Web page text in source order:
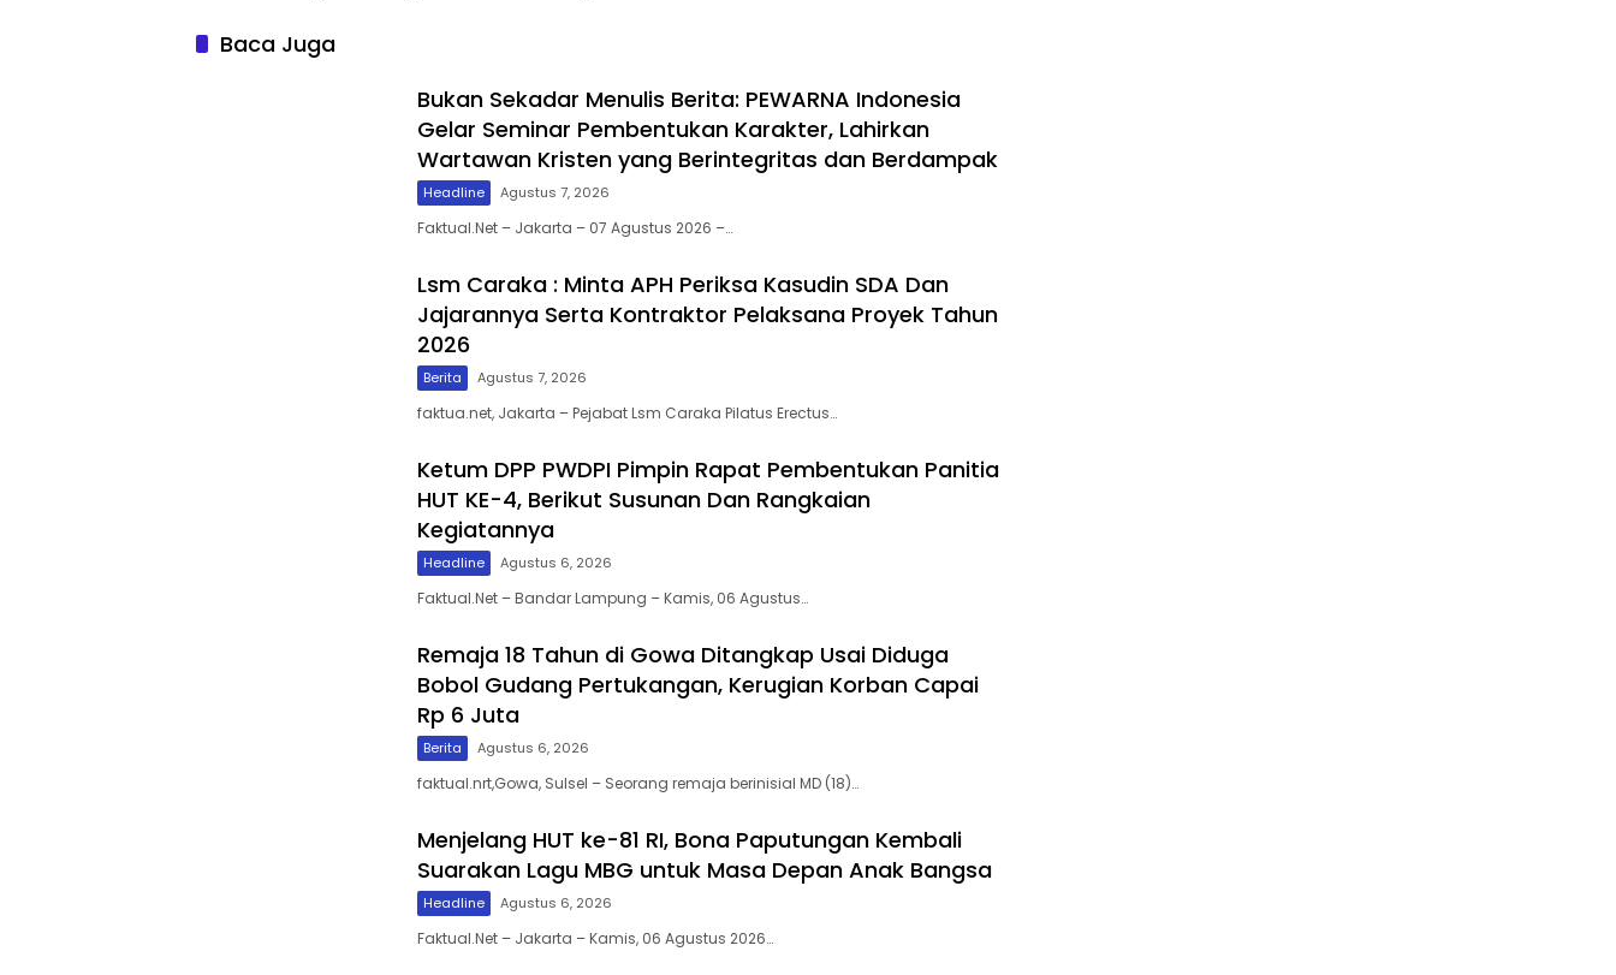
JutaBaca Juga
Bukan Sekadar Menulis Berita: PEWARNA Indonesia
Gelar Seminar Pembentukan Karakter, Lahirkan
Wartawan Kristen yang Berintegritas dan Berdampak
Headline Agustus 7, 2026
Faktual.Net – Jakarta – 07 Agustus 2026 –…
Lsm Caraka : Minta APH Periksa Kasudin SDA Dan
Jajarannya Serta Kontraktor Pelaksana Proyek Tahun
2026
Berita Agustus 7, 2026
faktua.net, Jakarta – Pejabat Lsm Caraka Pilatus Erectus…
Ketum DPP PWDPI Pimpin Rapat Pembentukan Panitia
HUT KE-4, Berikut Susunan Dan Rangkaian
Kegiatannya
Headline Agustus 6, 2026
Faktual.Net – Bandar Lampung – Kamis, 06 Agustus…
Remaja 18 Tahun di Gowa Ditangkap Usai Diduga
Bobol Gudang Pertukangan, Kerugian Korban Capai
Rp 6 Juta
Berita Agustus 6, 2026
faktual.nrt,Gowa, Sulsel – Seorang remaja berinisial MD (18)…
Menjelang HUT ke-81 RI, Bona Paputungan Kembali
Suarakan Lagu MBG untuk Masa Depan Anak Bangsa
Headline Agustus 6, 2026
Faktual.Net – Jakarta – Kamis, 06 Agustus 2026…